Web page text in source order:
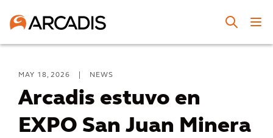
MAY 18, 2026 NEWS
Arcadis estuvo en
EXPO San Juan Minera